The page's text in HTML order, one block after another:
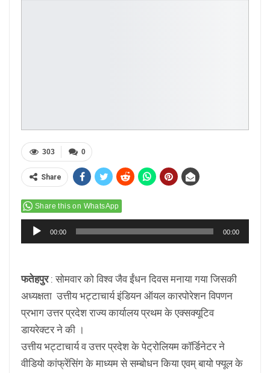
0
303
Share
Share this on WhatsApp
Audio
Player
00:00 00:00
फतेहपुर: सोमवार को विश्व जैव ईंधन दिवस मनाया गया जिसकी
अध्यक्षता उत्तीय भट्टाचार्य इंडियन ऑयल कारपोरेशन विपणन
प्रभाग उत्तर प्रदेश राज्य कार्यालय प्रथम के एक्सक्यूटिव
डायरेक्टर ने की ।
उत्तीय भट्टाचार्य व उत्तर प्रदेश के पेट्रोलियम कॉर्डिनेटर ने
वीडियो कांफ्रेंसिंग के माध्यम से सम्बोधन किया एवम् बायो फ्यूल के